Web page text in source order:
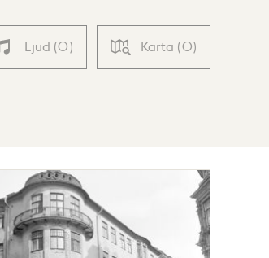
Ljud (0) Karta (0)